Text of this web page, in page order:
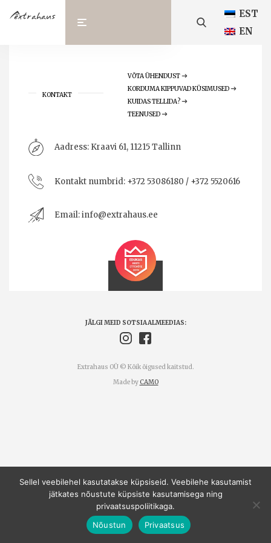
EST
EN
KONTAKT
VÕTA ÜHENDUST
KORDUMA KIPPUVAD KÜSIMUSED
KUIDAS TELLIDA?
TEENUSED
Aadress: Kraavi 61, 11215 Tallinn
Kontakt numbrid: +372 53086180 / +372 5520616
Email:info@extrahaus.ee
Extrahaus OÜ © Kõik õigused kaitstud.
JÄLGI MEID SOTSIAALMEEDIAS:
Made by CAMO
Sellel veebilehel kasutatakse küpsiseid. Veebilehe kasutamist
jätkates nõustute küpsiste kasutamisega ning
privaatsuspoliitikaga.
Nõustun
Privaatsus